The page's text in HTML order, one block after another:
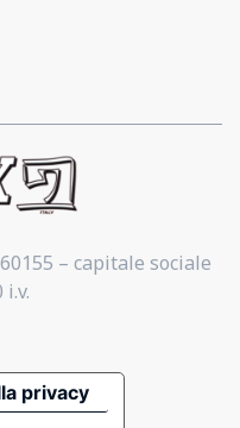
– capitale sociale
i.v.
privacy